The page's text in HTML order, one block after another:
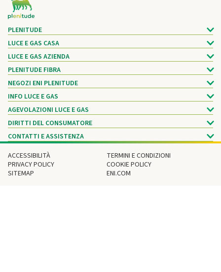
PLENITUDE
LUCE E GAS CASA
LUCE E GAS AZIENDA
PLENITUDE FIBRA
NEGOZI ENI PLENITUDE
INFO LUCE E GAS
AGEVOLAZIONI LUCE E GAS
DIRITTI DEL CONSUMATORE
CONTATTI E ASSISTENZA
ACCESSIBILITÀ
TERMINI E CONDIZIONI
PRIVACY POLICY
COOKIE POLICY
SITEMAP
ENI.COM